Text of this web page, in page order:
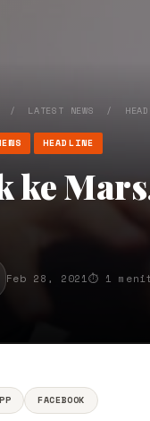
/ LATEST NEWS /
HEADLINE
ke
Feb 28, 2021⏱ 1
FACEBOOK